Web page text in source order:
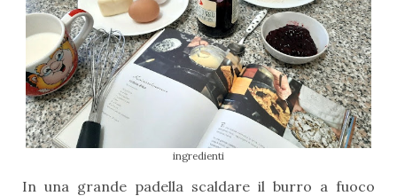
ingredienti
In una grande padella scaldare il burro a fuoco